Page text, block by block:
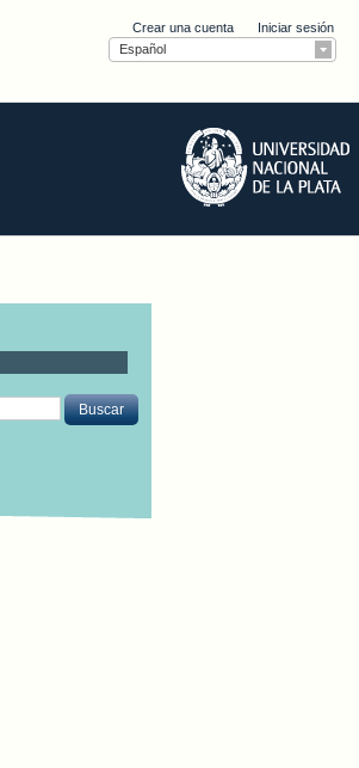
Crear una cuenta
Iniciar sesión
Español
Buscar